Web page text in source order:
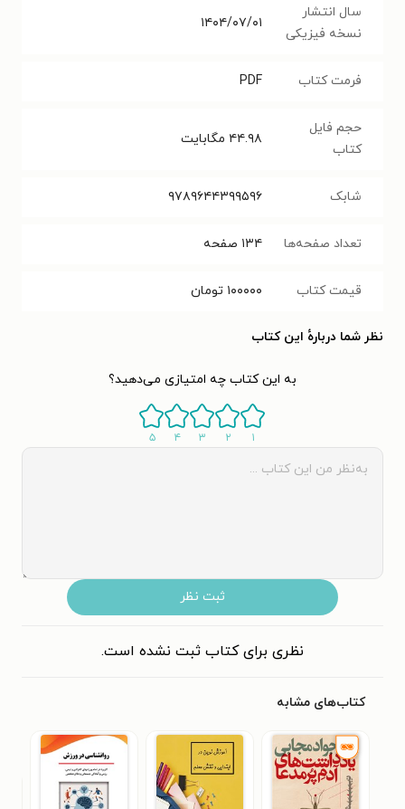
سال انتشار
نسخه فیزیکی
۱۴۰۴/۰۷/۰۱
فرمت کتاب PDF
حجم فایل
کتاب
۴۴.۹۸ مگابایت
شابک ۹۷۸۹۶۴۴۳۹۹۵۹۶
تعداد صفحه‌ها ۱۳۴ صفحه
قیمت کتاب ۱۰۰۰۰۰ تومان
نظر شما دربارهٔ این کتاب
به این کتاب چه امتیازی می‌دهید؟
۱ ۲ ۳ ۴ ۵
ثبت نظر
نظری برای کتاب ثبت نشده است.
کتاب‌های مشابه